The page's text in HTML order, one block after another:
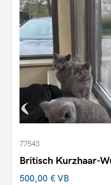
77543
Britisch Kurzhaar-
500,00 €VB